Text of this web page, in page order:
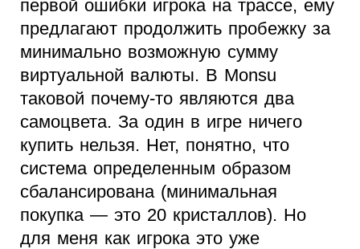
первой ошибки игрока на трассе, ему
предлагают продолжить пробежку за
минимально возможную сумму
виртуальной валюты. В Monsu
таковой почему-то являются два
самоцвета. За один в игре ничего
купить нельзя. Нет, понятно, что
система определенным образом
сбалансирована (минимальная
покупка — это 20 кристаллов). Но
для меня как игрока это уже